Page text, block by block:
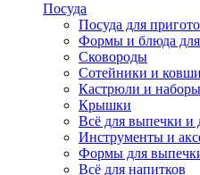
Посуда
Посуда для
Формы и блюда для
Сковороды
Сотейники и ковши
Кастрюли и
Крышки
Всё для выпечки и
Инструменты и
Формы для
Всё для напитков